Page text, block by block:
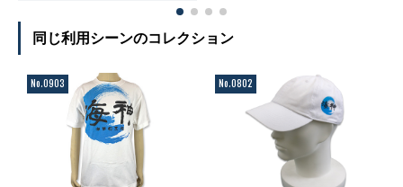
同じ利用シーンのコレクション
No.0903 No.0802